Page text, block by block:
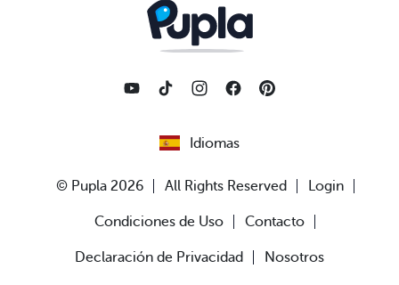
Idiomas
© Pupla 2026 All Rights Reserved Login
Condiciones de Uso Contacto
Declaración de Privacidad Nosotros